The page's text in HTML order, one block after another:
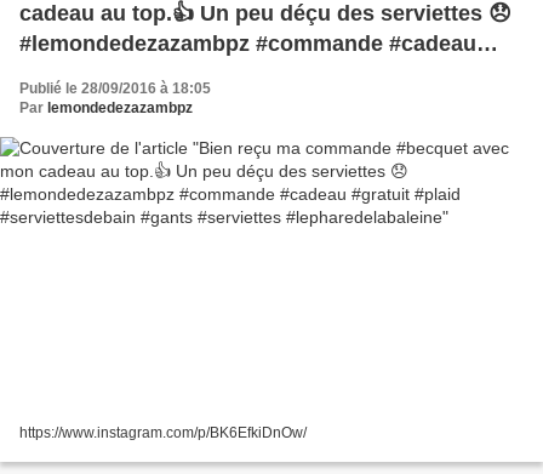
cadeau au top.👍 Un peu déçu des serviettes 😞
#lemondedezazambpz #commande #cadeau
#gratuit #plaid #serviettesdebain #gants
#serviettes #lepharedelabaleine
Publié le 28/09/2016 à 18:05
Par lemondedezazambpz
https://www.instagram.com/p/BK6EfkiDnOw/